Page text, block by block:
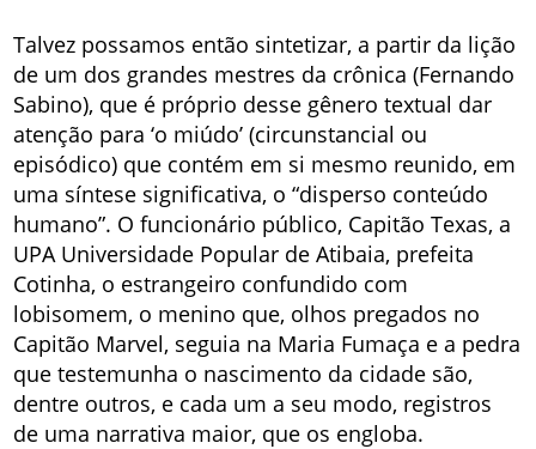
Talvez possamos então sintetizar, a partir da lição
de um dos grandes mestres da crônica (Fernando
Sabino), que é próprio desse gênero textual dar
atenção para ‘o miúdo’ (circunstancial ou
episódico) que contém em si mesmo reunido, em
uma síntese significativa, o “disperso conteúdo
humano”. O funcionário público, Capitão Texas, a
UPA Universidade Popular de Atibaia, prefeita
Cotinha, o estrangeiro confundido com
lobisomem, o menino que, olhos pregados no
Capitão Marvel, seguia na Maria Fumaça e a pedra
que testemunha o nascimento da cidade são,
dentre outros, e cada um a seu modo, registros
de uma narrativa maior, que os engloba.